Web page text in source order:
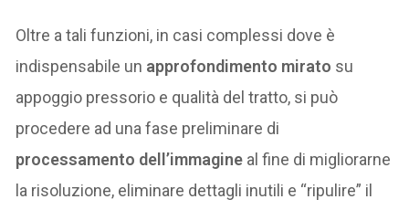
Oltre a tali funzioni, in casi complessi dove è
indispensabile un approfondimento mirato su
appoggio pressorio e qualità del tratto, si può
procedere ad una fase preliminare di
processamento dell’immagine al fine di migliorarne
la risoluzione, eliminare dettagli inutili e “ripulire” il